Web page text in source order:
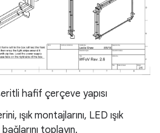
hafif çerçeve yapısı
ışık montajlarını, LED ışık
toplayın.